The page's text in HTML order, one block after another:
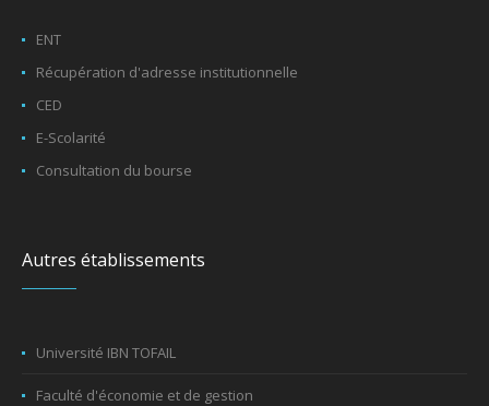
ENT
Récupération d'adresse institutionnelle
CED
E-Scolarité
Consultation du bourse
Autres établissements
Université IBN TOFAIL
Faculté d'économie et de gestion